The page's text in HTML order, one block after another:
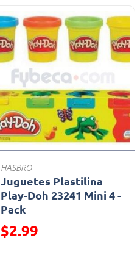
HASBRO
Juguetes Plastilina
Play-Doh 23241 Mini 4 -
Pack
Precio reducido de
$2.99